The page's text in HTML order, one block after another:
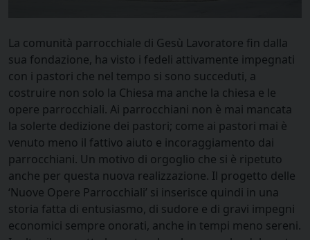
La comunità parrocchiale di Gesù Lavoratore fin dalla
sua fondazione, ha visto i fedeli attivamente impegnati
con i pastori che nel tempo si sono succeduti, a
costruire non solo la Chiesa ma anche la chiesa e le
opere parrocchiali. Ai parrocchiani non è mai mancata
la solerte dedizione dei pastori; come ai pastori mai è
venuto meno il fattivo aiuto e incoraggiamento dai
parrocchiani. Un motivo di orgoglio che si è ripetuto
anche per questa nuova realizzazione. Il progetto delle
‘Nuove Opere Parrocchiali’ si inserisce quindi in una
storia fatta di entusiasmo, di sudore e di gravi impegni
economici sempre onorati, anche in tempi meno sereni.